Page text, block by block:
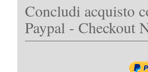
Concludi acquisto
Paypal - Checkout